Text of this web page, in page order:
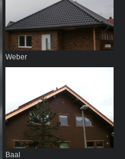
Weber
Baal